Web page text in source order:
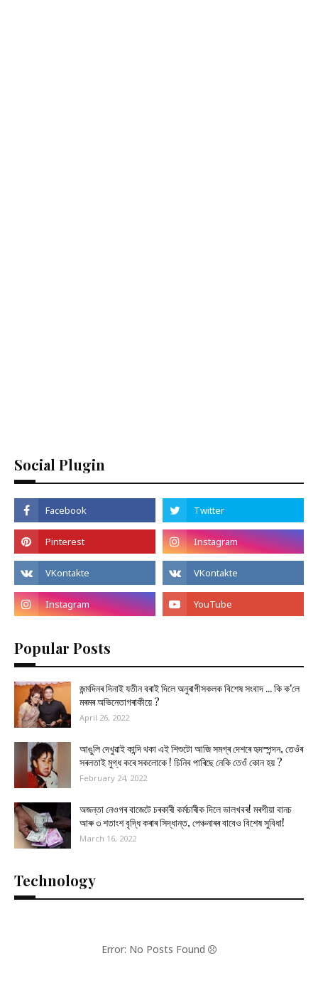
Social Plugin
Popular Posts
জন্মদিনৰ দিনাই যতীন বৰাই দিলে অনুৰাগীসকলক বিশেষ সংবাদ ... কি ক'লে
মৰমৰ অভিনেতাগৰাকীয়ে ?
April 26, 2022
আঙুলি দেখুৱাই কান্দি থকা এই শিশুটো আজি সমগ্ৰ দেশৰে হৃদস্পন্দন, তেওঁৰ
সৰলতাই মুগ্ধ কৰে সকলোকে ! চিনিব পাৰিছে নেকি তেওঁ কোন হয় ?
February 24, 2022
অজন্তা নেওগৰ বাজেটে চৰকাৰী কৰ্মচাৰীক দিলে ভালখবৰ! মৰগীয়া বানচ
আৰু ৩ শতাংশ বৃদ্ধি কৰাৰ সিদ্ধান্ত, পেঞ্চনাৰৰ বাবেও বিশেষ সুবিধা!
March 16, 2022
Technology
Error: No Posts Found